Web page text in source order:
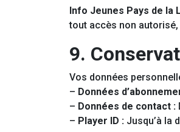
Info Jeunes Pays de la
tout accès non
9.
Vos données
– Données
– Données de contact :
– Player ID : Jusqu’à la